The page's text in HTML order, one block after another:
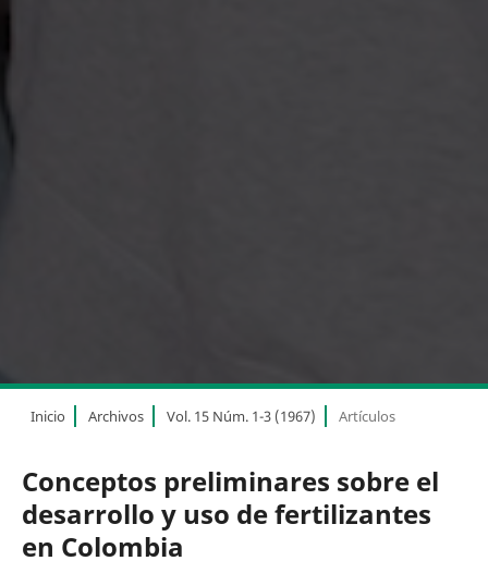
Inicio Archivos Vol. 15 Núm. 1-3 (1967) Artículos
Conceptos preliminares sobre el
desarrollo y uso de fertilizantes
en Colombia